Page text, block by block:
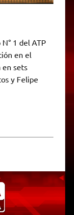
1 del ATP
en el
en sets
y Felipe